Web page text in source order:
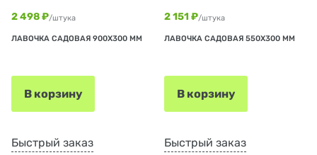
2 498 ₽/штука
ЛАВОЧКА САДОВАЯ 900Х300 ММ
В корзину
Быстрый заказ
2 151 ₽/штука
ЛАВОЧКА САДОВАЯ 550Х300 ММ
В корзину
Быстрый заказ